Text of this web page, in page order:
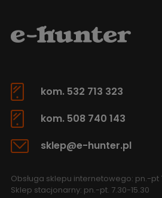
kom. 532 713 323
kom. 508 740 143
sklep@e-hunter.pl
Obsługa sklepu internetowego: pn.-pt
Sklep stacjonarny: pn.-pt. 7.30-15.30